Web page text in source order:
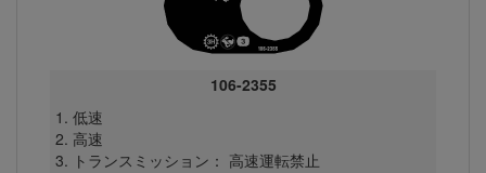
106-2355
低速
高速
トランスミッション： 高速運転禁止